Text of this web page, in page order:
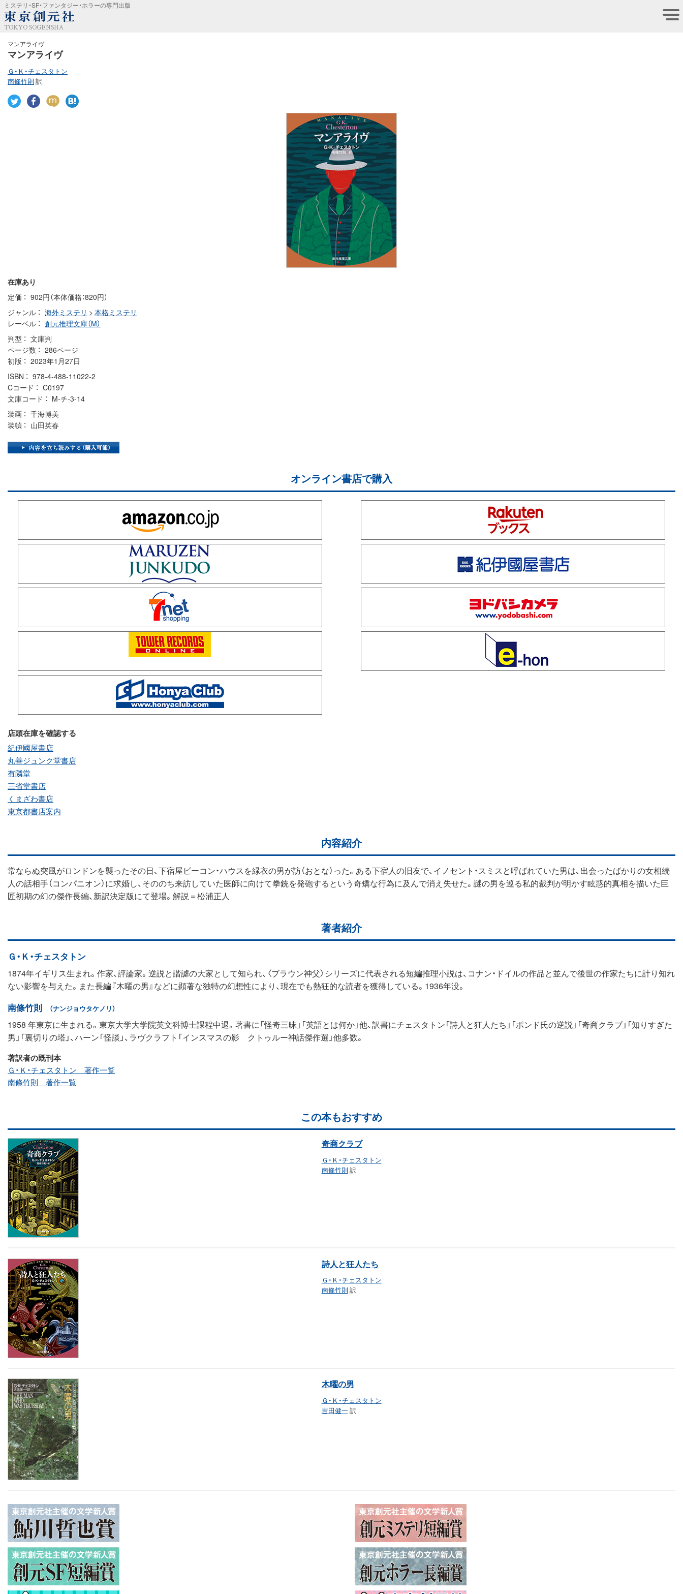
ミステリ・SF・ファンタジー・ホラーの専門出版
TOKYO SOGENSHA
マンアライヴ
マンアライヴ
Ｇ・Ｋ・チェスタトン
南條竹則 訳
在庫あり
定価
902円（本体価格：820円）
ジャンル
海外ミステリ > 本格ミステリ
レーベル
創元推理文庫（M）
判型
文庫判
ページ数
286ページ
初版
2023年1月27日
ISBN
978-4-488-11022-2
Cコード
C0197
文庫コード
M-チ-3-14
装画
千海博美
装幀
山田英春
オンライン書店で購入
店頭在庫を確認する
紀伊國屋書店
丸善ジュンク堂書店
有隣堂
三省堂書店
くまざわ書店
東京都書店案内
内容紹介
常ならぬ突風がロンドンを襲ったその日、下宿屋ビーコン・ハウスを緑衣の男が訪（おとな）った。ある下宿人の旧友で、イノセント・スミスと呼ばれていた男は、出会ったばかりの女相続
人の話相手（コンパニオン）に求婚し、そののち来訪していた医師に向けて拳銃を発砲するという奇矯な行為に及んで消え失せた。謎の男を巡る私的裁判が明かす眩惑的真相を描いた巨
匠初期の幻の傑作長編、新訳決定版にて登場。解説＝松浦正人
著者紹介
Ｇ・Ｋ・チェスタトン
1874年イギリス生まれ。作家、評論家。逆説と諧謔の大家として知られ、〈ブラウン神父〉シリーズに代表される短編推理小説は、コナン・ドイルの作品と並んで後世の作家たちに計り知れ
ない影響を与えた。また長編『木曜の男』などに顕著な独特の幻想性により、現在でも熱狂的な読者を獲得している。1936年没。
南條竹則 （ナンジョウタケノリ）
1958 年東京に生まれる。東京大学大学院英文科博士課程中退。著書に「怪奇三昧」「英語とは何か」他、訳書にチェスタトン「詩人と狂人たち」「ポンド氏の逆説」「奇商クラブ」「知りすぎた
男」「裏切りの塔」、ハーン「怪談」、ラヴクラフト「インスマスの影 クトゥルー神話傑作選」他多数。
著訳者の既刊本
Ｇ・Ｋ・チェスタトン 著作一覧
南條竹則 著作一覧
この本もおすすめ
奇商クラブ
Ｇ・Ｋ・チェスタトン
南條竹則 訳
詩人と狂人たち
Ｇ・Ｋ・チェスタトン
南條竹則 訳
木曜の男
Ｇ・Ｋ・チェスタトン
吉田健一訳